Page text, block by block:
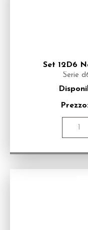
Set 12D6
Serie